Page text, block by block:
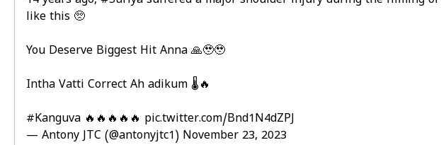
like this 🥺
You Deserve Biggest Hit Anna 🙏🥹🥹
Intha Vatti Correct Ah adikum 🌡️🔥
#Kanguva 🔥🔥🔥🔥🔥 pic.twitter.com/Bnd1N4dZPJ
— Antony JTC (@antonyjtc1) November 23, 2023